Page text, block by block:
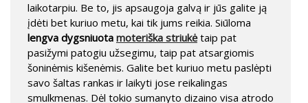
laikotarpiu. Be to, jis apsaugoja galvą ir jūs galite ją
įdėti bet kuriuo metu, kai tik jums reikia. Siūloma
lengva dygsniuota moteriška striukėtaip pat
pasižymi patogiu užsegimu, taip pat atsargiomis
šoninėmis kišenėmis. Galite bet kuriuo metu paslėpti
savo šaltas rankas ir laikyti jose reikalingas
smulkmenas. Dėl tokio sumanyto dizaino visa atrodo